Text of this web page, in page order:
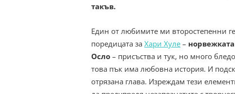
такъв.
Един от любимите ми второстепенни
поредицата за Хари Хуле –
Осло – присъства и тук, но много
това пък има любовна история. И
отрязана глава. Изреждам тези